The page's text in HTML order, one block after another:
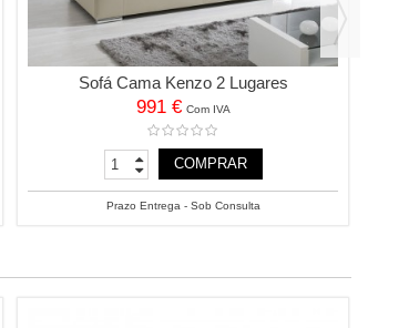
Sofá Cama Kenzo 2 Lugares
991 € Com IVA
COMPRAR
Prazo Entrega - Sob Consulta